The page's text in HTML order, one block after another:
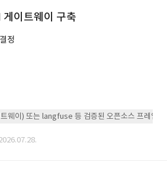
이트웨이 구축
정
웨이) 또는 langfuse 등 검증된 오픈소스 프레임워